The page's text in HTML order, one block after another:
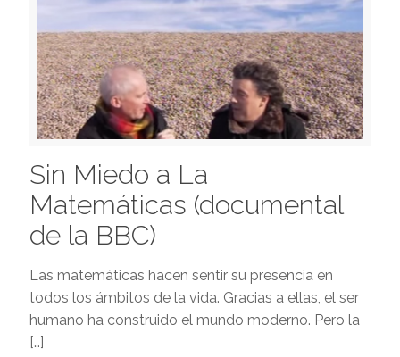
Sin Miedo a La
Matemáticas (documental
de la BBC)
Las matemáticas hacen sentir su presencia en
todos los ámbitos de la vida. Gracias a ellas, el ser
humano ha construido el mundo moderno. Pero la
[…]